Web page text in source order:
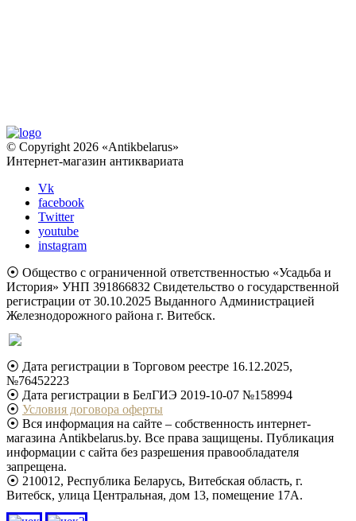
© Copyright 2026 «Antikbelarus»
Интернет-магазин антиквариата
Vk
facebook
Twitter
youtube
instagram
⦿ Общество с ограниченной ответственностью «Усадьба и
История» УНП 391866832 Свидетельство о государственной
регистрации от 30.10.2025 Выданного Администрацией
Железнодорожного района г. Витебск.
⦿ Дата регистрации в Торговом реестре 16.12.2025,
№76452223
⦿ Дата регистрации в БелГИЭ 2019-10-07 №158994
⦿ Условия договора оферты
⦿ Вся информация на сайте – собственность интернет-
магазина Antikbelarus.by. Все права защищены. Публикация
информации с сайта без разрешения правообладателя
запрещена.
⦿ 210012, Республика Беларусь, Витебская область, г.
Витебск, улица Центральная, дом 13, помещение 17А.